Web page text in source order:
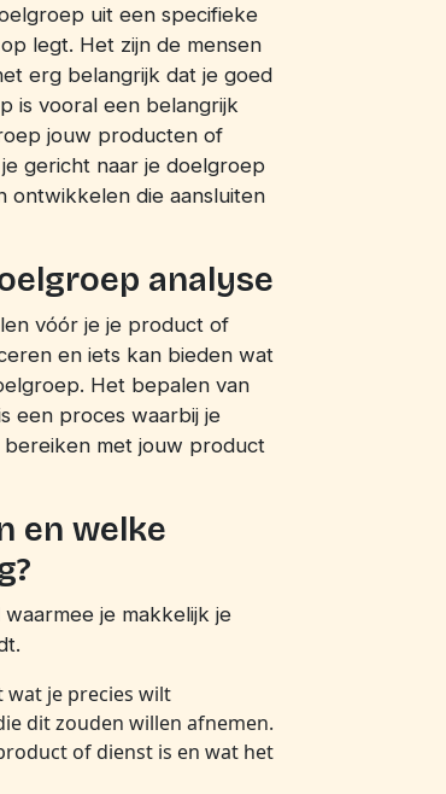
uit een specifieke
legt. Het zijn de mensen
erg belangrijk dat je goed
is vooral een belangrijk
jouw producten of
gericht naar je doelgroep
ontwikkelen die aansluiten
analyse
vóór je je product of
en iets kan bieden wat
Het bepalen van
een proces waarbij je
met jouw product
en welke
je makkelijk je
je precies wilt
dit zouden willen afnemen.
of dienst is en wat het